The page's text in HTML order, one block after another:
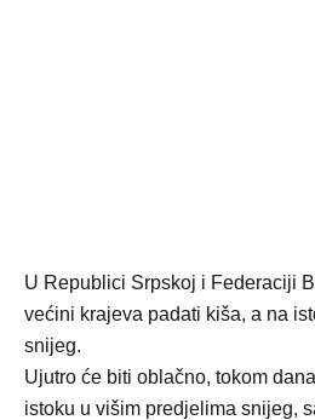
U Republici Srpskoj i Federaciji
većini krajeva padati kiša, a na
snijeg.
Ujutro će biti oblačno, tokom
istoku u višim predjelima snijeg,